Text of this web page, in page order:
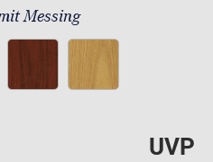
Messing
UVP